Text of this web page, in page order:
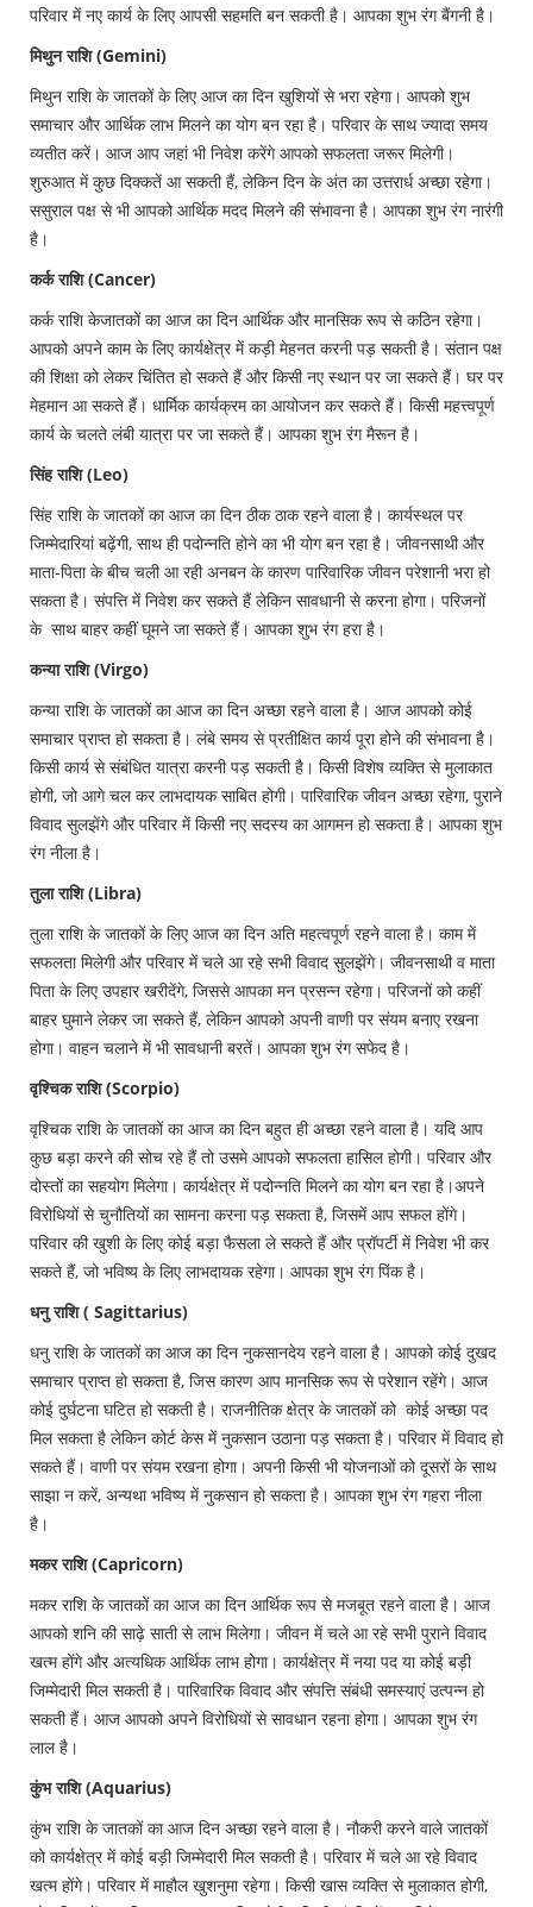
परिवार में नए कार्य के लिए आपसी सहमति बन सकती है। आपका शुभ रंग बैंगनी है।
मिथुन राशि (Gemini)
मिथुन राशि के जातकों के लिए आज का दिन खुशियों से भरा रहेगा। आपको शुभ
समाचार और आर्थिक लाभ मिलने का योग बन रहा है। परिवार के साथ ज्यादा समय
व्यतीत करें। आज आप जहां भी निवेश करेंगे आपको सफलता जरूर मिलेगी।
शुरुआत में कुछ दिक्कतें आ सकती हैं, लेकिन दिन के अंत का उत्तरार्ध अच्छा रहेगा।
ससुराल पक्ष से भी आपको आर्थिक मदद मिलने की संभावना है। आपका शुभ रंग नारंगी
है।
कर्क राशि (Cancer)
कर्क राशि केजातकों का आज का दिन आर्थिक और मानसिक रूप से कठिन रहेगा।
आपको अपने काम के लिए कार्यक्षेत्र में कड़ी मेहनत करनी पड़ सकती है। संतान पक्ष
की शिक्षा को लेकर चिंतित हो सकते हैं और किसी नए स्थान पर जा सकते हैं। घर पर
मेहमान आ सकते हैं। धार्मिक कार्यक्रम का आयोजन कर सकते हैं। किसी महत्त्वपूर्ण
कार्य के चलते लंबी यात्रा पर जा सकते हैं। आपका शुभ रंग मैरून है।
सिंह राशि (Leo)
सिंह राशि के जातकों का आज का दिन ठीक ठाक रहने वाला है। कार्यस्थल पर
जिम्मेदारियां बढ़ेंगी, साथ ही पदोन्नति होने का भी योग बन रहा है। जीवनसाथी और
माता-पिता के बीच चली आ रही अनबन के कारण पारिवारिक जीवन परेशानी भरा हो
सकता है। संपत्ति में निवेश कर सकते हैं लेकिन सावधानी से करना होगा। परिजनों
के साथ बाहर कहीं घूमने जा सकते हैं। आपका शुभ रंग हरा है।
कन्या राशि (Virgo)
कन्या राशि के जातकों का आज का दिन अच्छा रहने वाला है। आज आपको कोई
समाचार प्राप्त हो सकता है। लंबे समय से प्रतीक्षित कार्य पूरा होने की संभावना है।
किसी कार्य से संबंधित यात्रा करनी पड़ सकती है। किसी विशेष व्यक्ति से मुलाकात
होगी, जो आगे चल कर लाभदायक साबित होगी। पारिवारिक जीवन अच्छा रहेगा, पुराने
विवाद सुलझेंगे और परिवार में किसी नए सदस्य का आगमन हो सकता है। आपका शुभ
रंग नीला है।
तुला राशि (Libra)
तुला राशि के जातकों के लिए आज का दिन अति महत्वपूर्ण रहने वाला है। काम में
सफलता मिलेगी और परिवार में चले आ रहे सभी विवाद सुलझेंगे। जीवनसाथी व माता
पिता के लिए उपहार खरीदेंगे, जिससे आपका मन प्रसन्न रहेगा। परिजनों को कहीं
बाहर घुमाने लेकर जा सकते हैं, लेकिन आपको अपनी वाणी पर संयम बनाए रखना
होगा। वाहन चलाने में भी सावधानी बरतें। आपका शुभ रंग सफेद है।
वृश्चिक राशि (Scorpio)
वृश्चिक राशि के जातकों का आज का दिन बहुत ही अच्छा रहने वाला है। यदि आप
कुछ बड़ा करने की सोच रहे हैं तो उसमे आपको सफलता हासिल होगी। परिवार और
दोस्तों का सहयोग मिलेगा। कार्यक्षेत्र में पदोन्नति मिलने का योग बन रहा है।अपने
विरोधियों से चुनौतियों का सामना करना पड़ सकता है, जिसमें आप सफल होंगे।
परिवार की खुशी के लिए कोई बड़ा फैसला ले सकते हैं और प्रॉपर्टी में निवेश भी कर
सकते हैं, जो भविष्य के लिए लाभदायक रहेगा। आपका शुभ रंग पिंक है।
धनु राशि ( Sagittarius)
धनु राशि के जातकों का आज का दिन नुकसानदेय रहने वाला है। आपको कोई दुखद
समाचार प्राप्त हो सकता है, जिस कारण आप मानसिक रूप से परेशान रहेंगे। आज
कोई दुर्घटना घटित हो सकती है। राजनीतिक क्षेत्र के जातकों को कोई अच्छा पद
मिल सकता है लेकिन कोर्ट केस में नुकसान उठाना पड़ सकता है। परिवार में विवाद हो
सकते हैं। वाणी पर संयम रखना होगा। अपनी किसी भी योजनाओं को दूसरों के साथ
साझा न करें, अन्यथा भविष्य में नुकसान हो सकता है। आपका शुभ रंग गहरा नीला
है।
मकर राशि (Capricorn)
मकर राशि के जातकों का आज का दिन आर्थिक रूप से मजबूत रहने वाला है। आज
आपको शनि की साढ़े साती से लाभ मिलेगा। जीवन में चले आ रहे सभी पुराने विवाद
खत्म होंगे और अत्यधिक आर्थिक लाभ होगा। कार्यक्षेत्र में नया पद या कोई बड़ी
जिम्मेदारी मिल सकती है। पारिवारिक विवाद और संपत्ति संबंधी समस्याएं उत्पन्न हो
सकती हैं। आज आपको अपने विरोधियों से सावधान रहना होगा। आपका शुभ रंग
लाल है।
कुंभ राशि (Aquarius)
कुंभ राशि के जातकों का आज दिन अच्छा रहने वाला है। नौकरी करने वाले जातकों
को कार्यक्षेत्र में कोई बड़ी जिम्मेदारी मिल सकती है। परिवार में चले आ रहे विवाद
खत्म होंगे। परिवार में माहौल खुशनुमा रहेगा। किसी खास व्यक्ति से मुलाकात होगी,